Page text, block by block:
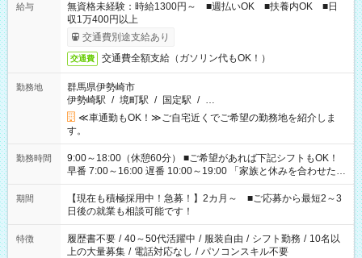
給与
無資格未経験：時給1300円～ ■週払いOK ■扶養内OK ■日
収1万400円以上
交通費別途支給あり
交通費 交通費全額支給（ガソリン代もOK！）
勤務地
群馬県伊勢崎市
伊勢崎駅 / 境町駅 / 国定駅 / …
≪車通勤もOK！≫ご自宅近くでご希望の勤務地を紹介しま
す。
勤務時間
9:00～18:00（休憩60分） ■ご希望があれば下記シフトもOK！
早番 7:00～16:00 遅番 10:00～19:00 「家族と休みを合わせた
い」 「余裕を持って夕飯の準備がしたい」 「できれば残業はし
たくない」 など、ご希望を教えてくださいね。 ※Wワーク希望
の方へ 今ご覧のお仕事で希望する勤務時間と、もう1つのお仕事
の勤務時間。 合計で週40時間を超える場合は応募できません。
期間
【現在も積極採用中！急募！】2カ月～ ■ご応募から最短2～3
日後の就業も相談可能です！
特徴 履歴書不要 / 40～50代活躍中 / 服装自由 / シフト勤務 / 10名以
上の大量募集 / 電話対応なし / パソコンスキル不要